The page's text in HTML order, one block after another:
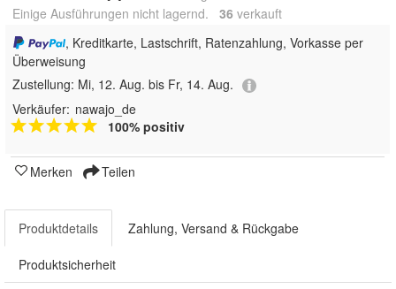
Einige Ausführungen nicht lagernd. 36 verkauft
, Kreditkarte, Lastschrift, Ratenzahlung, Vorkasse per
Überweisung
Zustellung: Mi, 12. Aug. bis Fr, 14. Aug.
Verkäufer: nawajo_de
100% positiv
Merken Teilen
Produktdetails Zahlung, Versand & Rückgabe
Produktsicherheit